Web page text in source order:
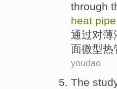
through
heat pipe
通过对薄
面微型热
youdao
The